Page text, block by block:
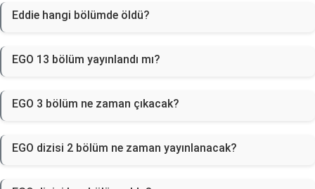
Eddie hangi bölümde öldü?
EGO 13 bölüm yayınlandı mı?
EGO 3 bölüm ne zaman çıkacak?
EGO dizisi 2 bölüm ne zaman yayınlanacak?